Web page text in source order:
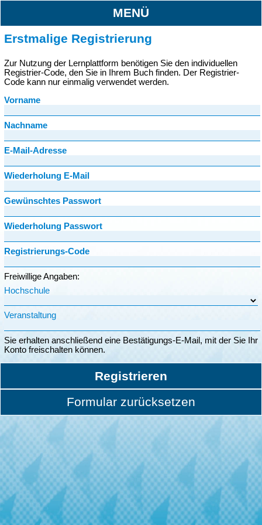
MENÜ
Erstmalige Registrierung
Zur Nutzung der Lernplattform benötigen Sie den individuellen
Registrier-Code, den Sie in Ihrem Buch finden. Der Registrier-
Code kann nur einmalig verwendet werden.
Vorname
Nachname
E-Mail-Adresse
Wiederholung E-Mail
Gewünschtes Passwort
Wiederholung Passwort
Registrierungs-Code
Freiwillige Angaben:
Hochschule
Veranstaltung
Sie erhalten anschließend eine Bestätigungs-E-Mail, mit der Sie Ihr
Konto freischalten können.
Registrieren
Formular zurücksetzen